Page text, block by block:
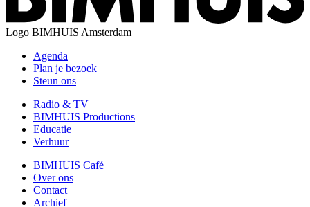
Logo BIMHUIS Amsterdam
Agenda
Plan je bezoek
Steun ons
Radio & TV
BIMHUIS Productions
Educatie
Verhuur
BIMHUIS Café
Over ons
Contact
Archief